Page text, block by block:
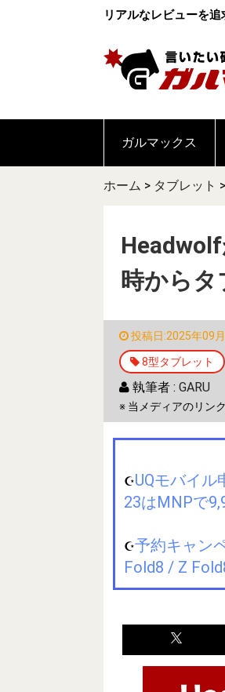
リアルなレビューを
ガルマックス
ホーム > タブレット >
時からタ
投稿日:2025年09
8型タブレット
執筆者 : GARU
※ 当メディアのリン
☪️UQモバイル
23はMNPで
☪️予約キャン
Fold8 / Z